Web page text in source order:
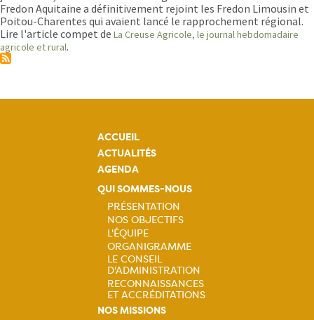
ordre
de
marche
Fredon Aquitaine a définitivement rejoint les Fredon Limousin et
Poitou-Charentes qui avaient lancé le rapprochement régional.
Lire l'article compet de La Creuse Agricole, le journal hebdomadaire
agricole et rural.
ACCUEIL
ACTUALITÉS
AGENDA
QUI SOMMES-NOUS
Navigation
principale
PRÉSENTATION
NOS OBJECTIFS
L'ÉQUIPE
ORGANIGRAMME
LE CONSEIL
D'ADMINISTRATION
RECONNAISSANCES
ET ACCRÉDITATIONS
NOS MISSIONS